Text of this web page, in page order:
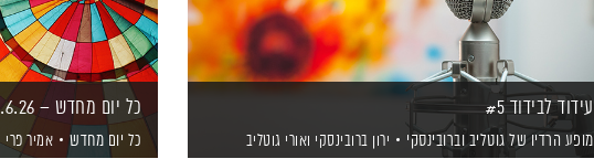
עידוד לבידוד #5
מופע הרדיו של גוטליב וברובינסקי ירון ברובינסקי ואורי גוטליב
כל יום מחדש – 24.6.26
כל יום מחדש אמיר פרי